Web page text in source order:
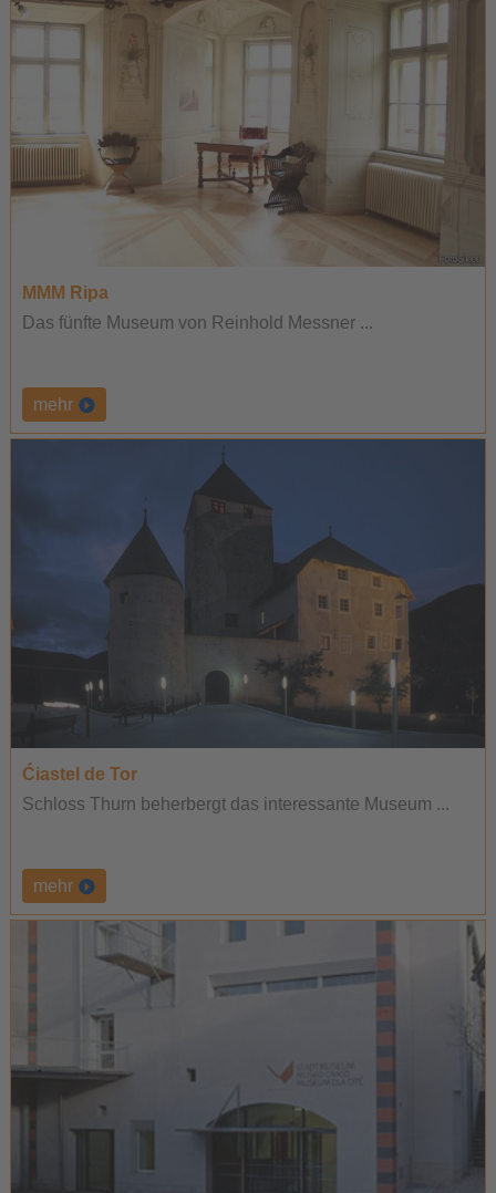
MMM Ripa
Das fünfte Museum von Reinhold Messner ...
mehr
Ćiastel de Tor
Schloss Thurn beherbergt das interessante Museum ...
mehr